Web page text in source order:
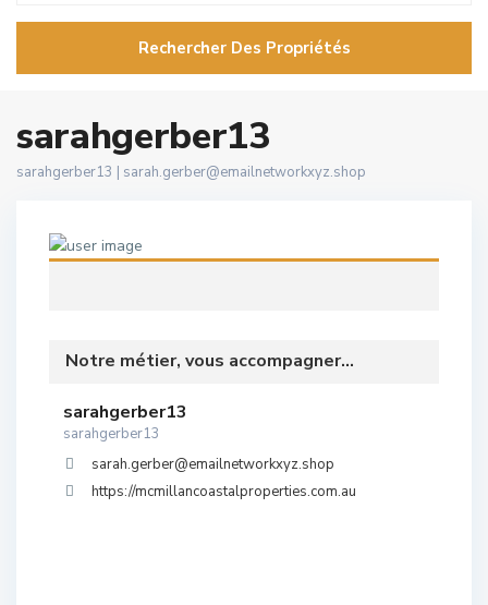
Rechercher Des Propriétés
sarahgerber13
sarahgerber13 | sarah.gerber@emailnetworkxyz.shop
Notre métier, vous accompagner...
sarahgerber13
sarahgerber13
sarah.gerber@emailnetworkxyz.shop
https://mcmillancoastalproperties.com.au